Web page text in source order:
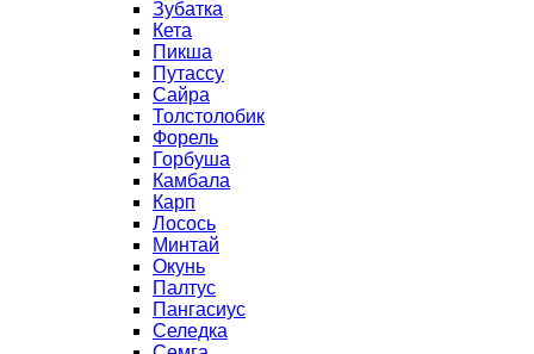
Зубатка
Кета
Пикша
Путассу
Сайра
Толстолобик
Форель
Горбуша
Камбала
Карп
Лосось
Минтай
Окунь
Палтус
Пангасиус
Селедка